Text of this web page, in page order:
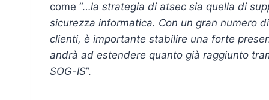
come “…la strategia di atsec sia quella di
sicurezza informatica. Con un gran numero
clienti, è importante stabilire una forte
andrà ad estendere quanto già raggiunto
SOG-IS”.